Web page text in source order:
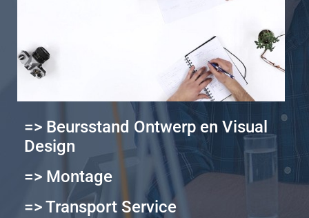
=> Beursstand Ontwerp en Visual
Design
=> Montage
=> Transport Service